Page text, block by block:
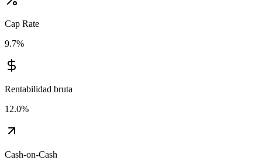
Cap Rate
9.7%
Rentabilidad bruta
12.0%
Cash-on-Cash